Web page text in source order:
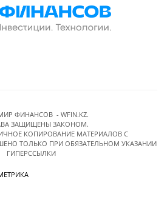
ФИНАНСОВ - WFIN.KZ.
ЗАЩИЩЕНЫ ЗАКОНОМ.
КОПИРОВАНИЕ МАТЕРИАЛОВ C
ТОЛЬКО ПРИ ОБЯЗАТЕЛЬНОМ УКАЗАНИИ
ГИПЕРССЫЛКИ